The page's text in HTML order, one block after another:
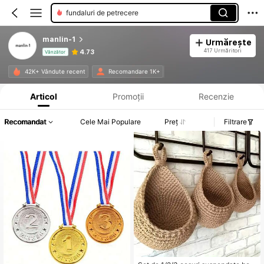
fundaluri de petrecere
manlin-1
Vânzător 4.73
Urmărește
417 Urmăritori
42K+ Vândute recent Recomandare 1K+
Informații despre produs: Divulgarea prețului, detalii privind vânzările și stocul.
Articol Promoții Recenzie
Recomandat Cele Mai Populare Preț Filtrare